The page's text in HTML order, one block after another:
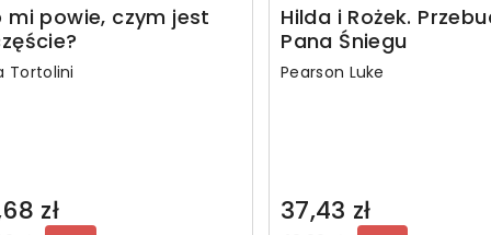
mi powie, czym jest
Tortolini
zł
Hilda i Rożek.
Pana Śniegu
Pearson Luke
37,43 zł